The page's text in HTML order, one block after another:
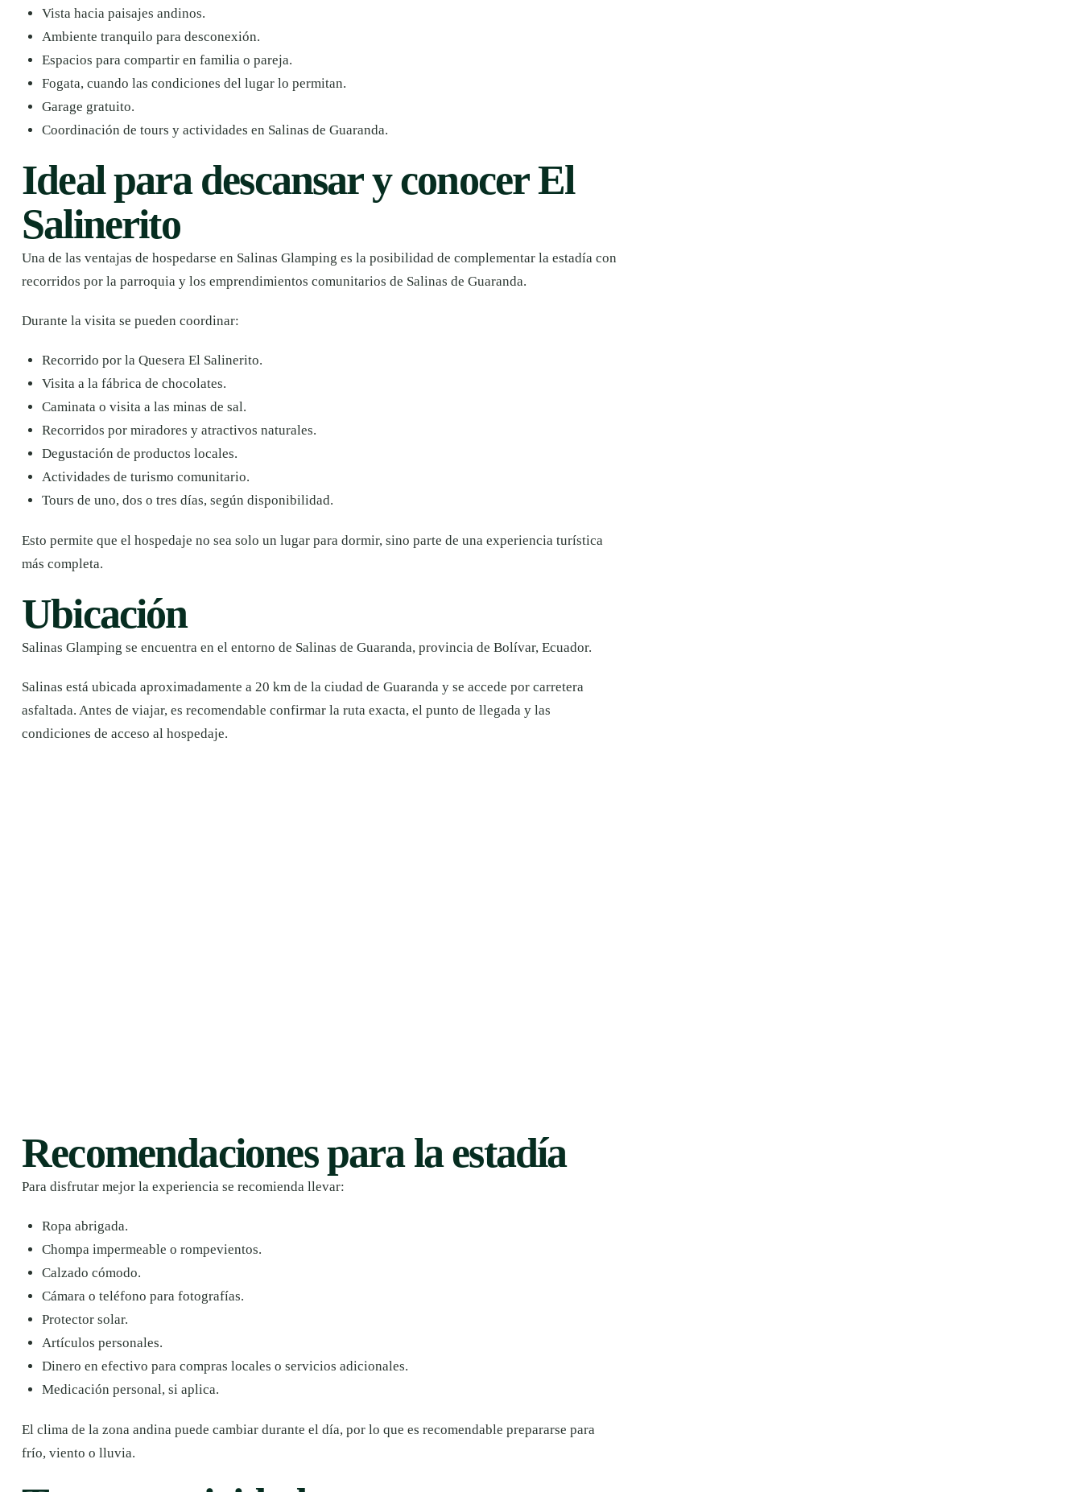
Vista hacia paisajes andinos.
Ambiente tranquilo para desconexión.
Espacios para compartir en familia o pareja.
Fogata, cuando las condiciones del lugar lo permitan.
Garage gratuito.
Coordinación de tours y actividades en Salinas de Guaranda.
Ideal para descansar y conocer El
Salinerito
Una de las ventajas de hospedarse en Salinas Glamping es la posibilidad de complementar la estadía con
recorridos por la parroquia y los emprendimientos comunitarios de Salinas de Guaranda.
Durante la visita se pueden coordinar:
Recorrido por la Quesera El Salinerito.
Visita a la fábrica de chocolates.
Caminata o visita a las minas de sal.
Recorridos por miradores y atractivos naturales.
Degustación de productos locales.
Actividades de turismo comunitario.
Tours de uno, dos o tres días, según disponibilidad.
Esto permite que el hospedaje no sea solo un lugar para dormir, sino parte de una experiencia turística
más completa.
Ubicación
Salinas Glamping se encuentra en el entorno de Salinas de Guaranda, provincia de Bolívar, Ecuador.
Salinas está ubicada aproximadamente a 20 km de la ciudad de Guaranda y se accede por carretera
asfaltada. Antes de viajar, es recomendable confirmar la ruta exacta, el punto de llegada y las
condiciones de acceso al hospedaje.
Recomendaciones para la estadía
Para disfrutar mejor la experiencia se recomienda llevar:
Ropa abrigada.
Chompa impermeable o rompevientos.
Calzado cómodo.
Cámara o teléfono para fotografías.
Protector solar.
Artículos personales.
Dinero en efectivo para compras locales o servicios adicionales.
Medicación personal, si aplica.
El clima de la zona andina puede cambiar durante el día, por lo que es recomendable prepararse para
frío, viento o lluvia.